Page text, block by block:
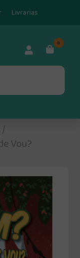
Livrarias
0
/
Vou?